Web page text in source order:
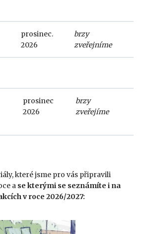
prosinec.
2026
brzy
zveřejníme
prosinec
2026
brzy
zveřejíme
které jsme pro vás připravili
a se kterými se seznámíte i na
v roce 2026/2027: